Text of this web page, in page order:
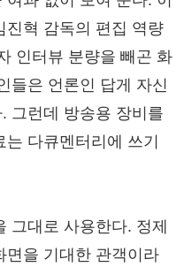
진혁 감독의 편집 역량
인터뷰 분량을 빼곤 화
들은 언론인 답게 자신
그런데 방송용 장비를
다큐멘터리에 쓰기
그대로 사용한다. 정제
면을 기대한 관객이라